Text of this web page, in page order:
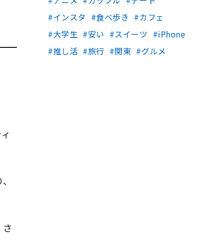
インスタ
食べ歩き
カフェ
大学生
安い スイーツ
iPhone
推し活
旅行 関東 グルメ